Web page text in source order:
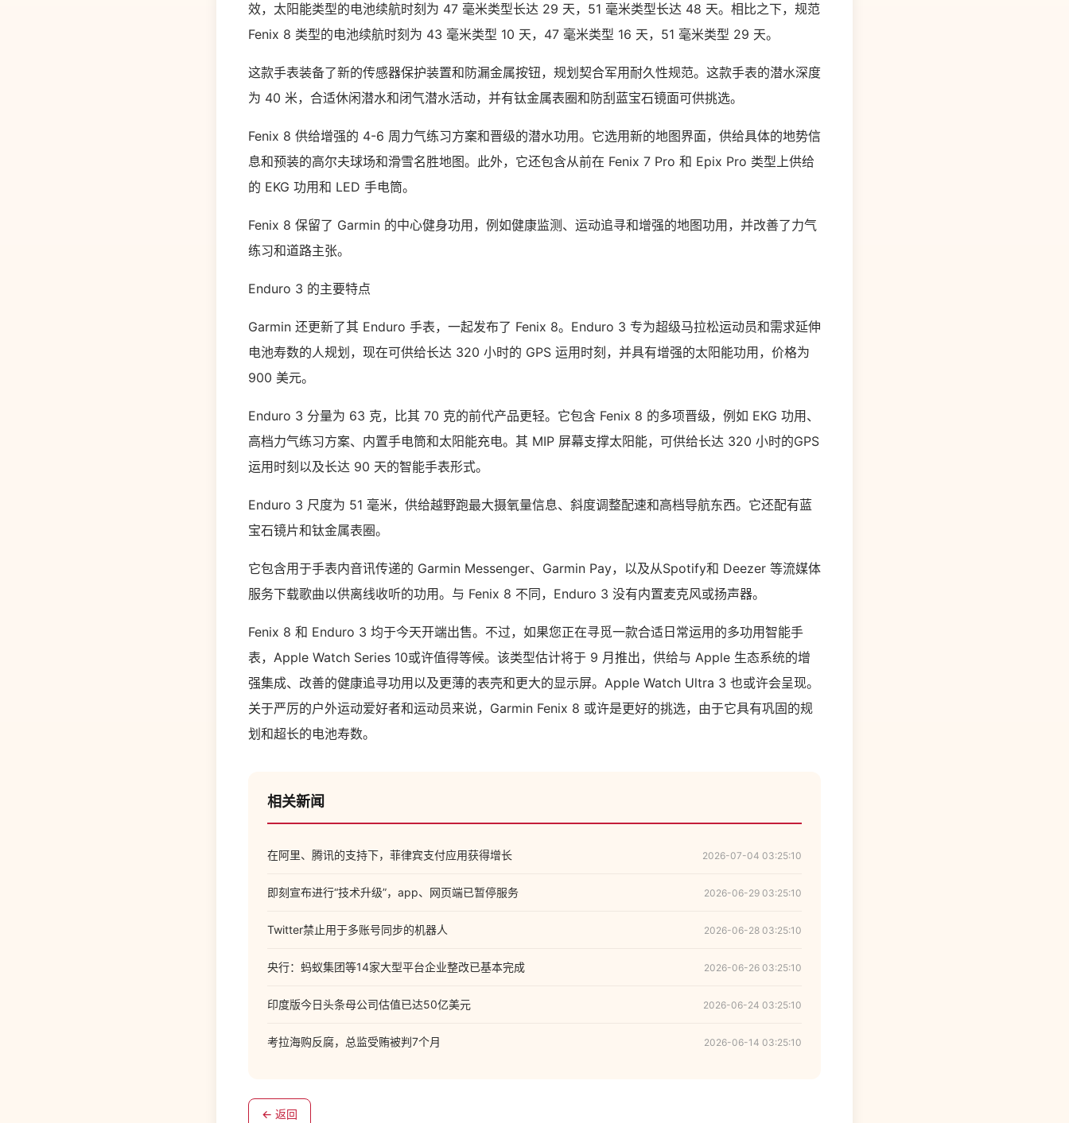
效，太阳能类型的电池续航时刻为 47 毫米类型长达 29 天，51 毫米类型长达 48 天。相比之下，规范
Fenix 8 类型的电池续航时刻为 43 毫米类型 10 天，47 毫米类型 16 天，51 毫米类型 29 天。
这款手表装备了新的传感器保护装置和防漏金属按钮，规划契合军用耐久性规范。这款手表的潜水深度
为 40 米，合适休闲潜水和闭气潜水活动，并有钛金属表圈和防刮蓝宝石镜面可供挑选。
Fenix 8 供给增强的 4-6 周力气练习方案和晋级的潜水功用。它选用新的地图界面，供给具体的地势信
息和预装的高尔夫球场和滑雪名胜地图。此外，它还包含从前在 Fenix 7 Pro 和 Epix Pro 类型上供给
的 EKG 功用和 LED 手电筒。
Fenix 8 保留了 Garmin 的中心健身功用，例如健康监测、运动追寻和增强的地图功用，并改善了力气
练习和道路主张。
Enduro 3 的主要特点
Garmin 还更新了其 Enduro 手表，一起发布了 Fenix 8。Enduro 3 专为超级马拉松运动员和需求延伸
电池寿数的人规划，现在可供给长达 320 小时的 GPS 运用时刻，并具有增强的太阳能功用，价格为
900 美元。
Enduro 3 分量为 63 克，比其 70 克的前代产品更轻。它包含 Fenix 8 的多项晋级，例如 EKG 功用、
高档力气练习方案、内置手电筒和太阳能充电。其 MIP 屏幕支撑太阳能，可供给长达 320 小时的GPS
运用时刻以及长达 90 天的智能手表形式。
Enduro 3 尺度为 51 毫米，供给越野跑最大摄氧量信息、斜度调整配速和高档导航东西。它还配有蓝
宝石镜片和钛金属表圈。
它包含用于手表内音讯传递的 Garmin Messenger、Garmin Pay，以及从Spotify和 Deezer 等流媒体
服务下载歌曲以供离线收听的功用。与 Fenix 8 不同，Enduro 3 没有内置麦克风或扬声器。
Fenix 8 和 Enduro 3 均于今天开端出售。不过，如果您正在寻觅一款合适日常运用的多功用智能手
表，Apple Watch Series 10或许值得等候。该类型估计将于 9 月推出，供给与 Apple 生态系统的增
强集成、改善的健康追寻功用以及更薄的表壳和更大的显示屏。Apple Watch Ultra 3 也或许会呈现。
关于严厉的户外运动爱好者和运动员来说，Garmin Fenix 8 或许是更好的挑选，由于它具有巩固的规
划和超长的电池寿数。
相关新闻
在阿里、腾讯的支持下，菲律宾支付应用获得增长 2026-07-04 03:25:10
即刻宣布进行“技术升级”，app、网页端已暂停服务 2026-06-29 03:25:10
Twitter禁止用于多账号同步的机器人 2026-06-28 03:25:10
央行：蚂蚁集团等14家大型平台企业整改已基本完成 2026-06-26 03:25:10
印度版今日头条母公司估值已达50亿美元 2026-06-24 03:25:10
考拉海购反腐，总监受贿被判7个月 2026-06-14 03:25:10
← 返回